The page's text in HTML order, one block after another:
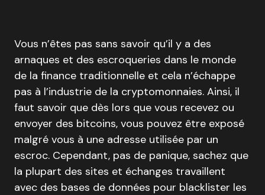
Vous n’êtes pas sans savoir qu’il y a des
arnaques et des escroqueries dans le monde
de la finance traditionnelle et cela n’échappe
pas à l’industrie de la cryptomonnaies. Ainsi, il
faut savoir que dès lors que vous recevez ou
envoyer des bitcoins, vous pouvez être exposé
malgré vous à une adresse utilisée par un
escroc. Cependant, pas de panique, sachez que
la plupart des sites et échanges travaillent
avec des bases de données pour blacklister les